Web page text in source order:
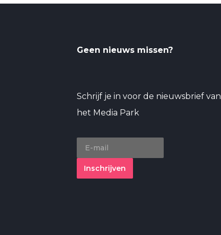
Geen nieuws missen?
Schrijf je in voor de nieuwsbrief van
het Media Park
Inschrijven